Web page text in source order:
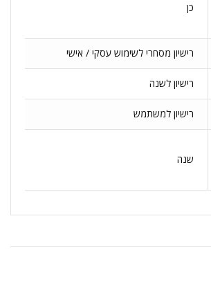
כן
רישיון מסחרי לשימוש עסקי / אישי
רישיון לשנה
רישיון למשתמש
שנה